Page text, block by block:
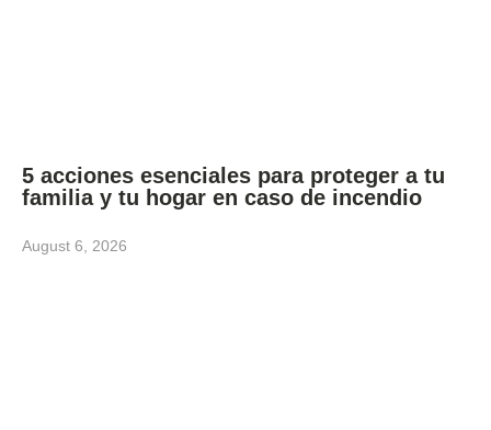
5 acciones esenciales para proteger a tu
familia y tu hogar en caso de incendio
August 6, 2026